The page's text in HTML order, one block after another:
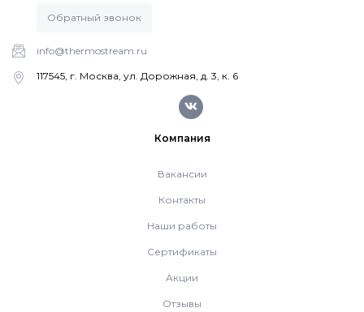
Газовые колонки
Обратный звонок
info@thermostream.ru
117545, г. Москва, ул. Дорожная, д. 3, к. 6
Компания
Вакансии
Контакты
Наши работы
Сертификаты
Акции
Отзывы